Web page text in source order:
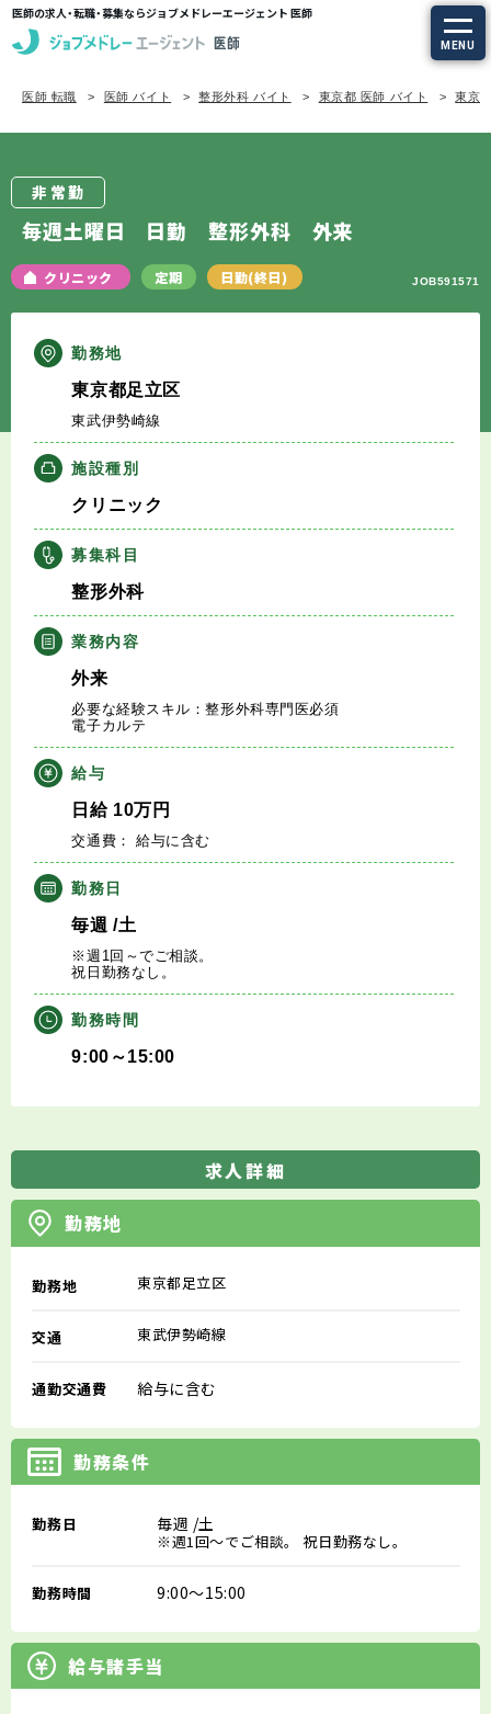
医師の求人・転職・募集ならジョブメドレーエージェント 医師
MENU
求人を探す
定期非常勤の求人
特集から探す
エージェントサービス
エージェントサービスTOP
サービスの流れ
キャリアアドバイザー紹介
医師の求人・転職Q&A
知りたい・聞きたい
転職成功事例
医師の転職マニュアル
データで見る医師の平均年収
医師に役立つ取材記事
大学医局紹介
医師 転職 医師 バイト 整形外科 バイト 東京都 医師 バイト 東京
非常勤
毎週土曜日 日勤 整形外科 外来
クリニック 定期 日勤(終日) JOB591571
勤務地
東京都足立区
東武伊勢崎線
施設種別
クリニック
募集科目
整形外科
業務内容
外来
必要な経験スキル：整形外科専門医必須
電子カルテ
給与
日給10万円
交通費： 給与に含む
勤務日
毎週 /土
※週1回～でご相談。
祝日勤務なし。
勤務時間
9:00～15:00
求人詳細
勤務地
勤務地 東京都足立区
交通 東武伊勢崎線
通勤交通費 給与に含む
勤務条件
勤務日 毎週 /土
※週1回～でご相談。 祝日勤務なし。
勤務時間 9:00～15:00
給与諸手当